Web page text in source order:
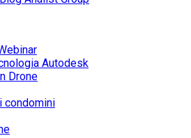
Autodesk
Drone
condomini